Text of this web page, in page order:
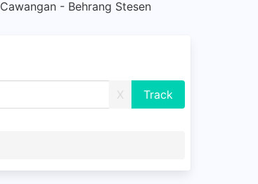
Cawangan - Behrang Stesen
X